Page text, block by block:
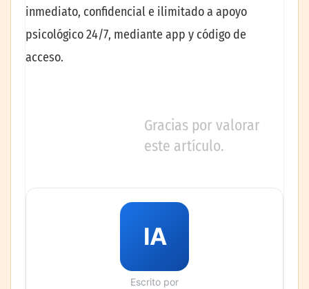
inmediato, confidencial e ilimitado a apoyo
psicológico 24/7, mediante app y código de
acceso.
Gracias por valorar
este artículo.
IA
Escrito por